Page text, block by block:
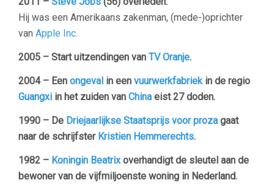
Hij was een Amerikaans zakenman, (mede-)oprichter
van Apple Inc.
2005 – Start uitzendingen van TV Oranje.
2004 – Een ongeval in een vuurwerkfabriekin de regio
Guangxi in het zuiden van China eist 27 doden.
1990 – De Driejaarlijkse Staatsprijs voor proza gaat
naar de schrijfster Kristien Hemmerechts.
1982 – Koningin Beatrixoverhandigt de sleutel aan de
bewoner van de vijfmiljoenste woning in Nederland.